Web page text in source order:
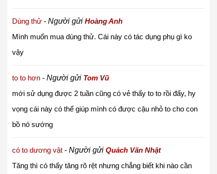
Dùng thử - Người gửi Hoàng Anh
Mình muốn mua dùng thử. Cái này có tác dụng phụ gì ko
vậy
to to hơn - Người gửi Tom Vũ
mới sử dụng được 2 tuần cũng có vẻ thấy to to rồi đấy, hy
vọng cái này có thể giúp mình có được cậu nhỏ to cho con
bồ nó sướng
có to dương vật - Người gửi Quách Văn Nhật
Tăng thì có thấy tăng rõ rệt nhưng chẳng biết khi nào cần